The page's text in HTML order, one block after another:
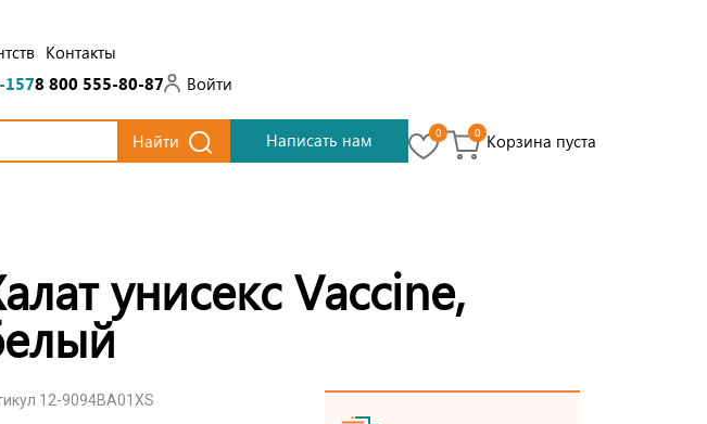
Контакты
8 800 555-80-87 Войти
Найти Написать нам 0 0 Корзина пуста
унисекс Vaccine,
12-9094BA01XS